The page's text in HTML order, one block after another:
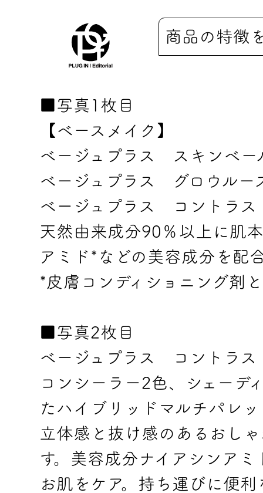
商品の特徴
■写真1枚目
【ベースメイク】
ベージュプラス スキンベー
ベージュプラス グロウルー
ベージュプラス コントラス
天然由来成分90％以上に肌
アミド*などの美容成分を配
*皮膚コンディショニング剤
■写真2枚目
ベージュプラス コントラス
コンシーラー2色、シェーデ
たハイブリッドマルチパレ
立体感と抜け感のあるおし
す。美容成分ナイアシンア
お肌をケア。持ち運びに便